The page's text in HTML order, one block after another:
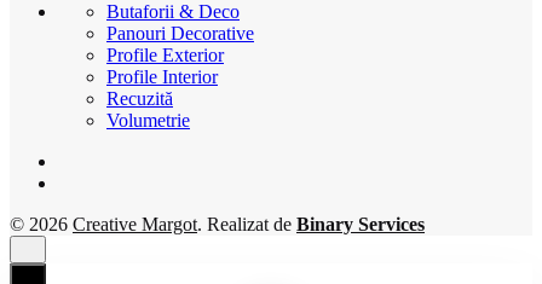
Butaforii & Deco
Panouri Decorative
Profile Exterior
Profile Interior
Recuzită
Volumetrie
© 2026 Creative Margot. Realizat de Binary Services